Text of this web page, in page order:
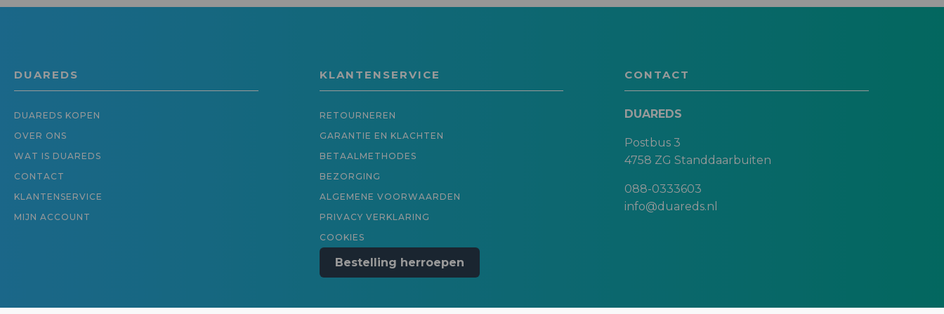
DUAREDS
DUAREDS KOPEN
OVER ONS
WAT IS DUAREDS
CONTACT
KLANTENSERVICE
MIJN ACCOUNT
KLANTENSERVICE
RETOURNEREN
GARANTIE EN KLACHTEN
BETAALMETHODES
BEZORGING
ALGEMENE VOORWAARDEN
PRIVACY VERKLARING
COOKIES
Bestelling herroepen
CONTACT
DUAREDS
Postbus 3
4758 ZG Standdaarbuiten
088-0333603
info@duareds.nl